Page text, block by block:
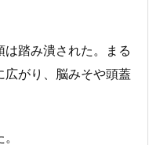
踏み潰された。まる
広がり、脳みそや頭蓋